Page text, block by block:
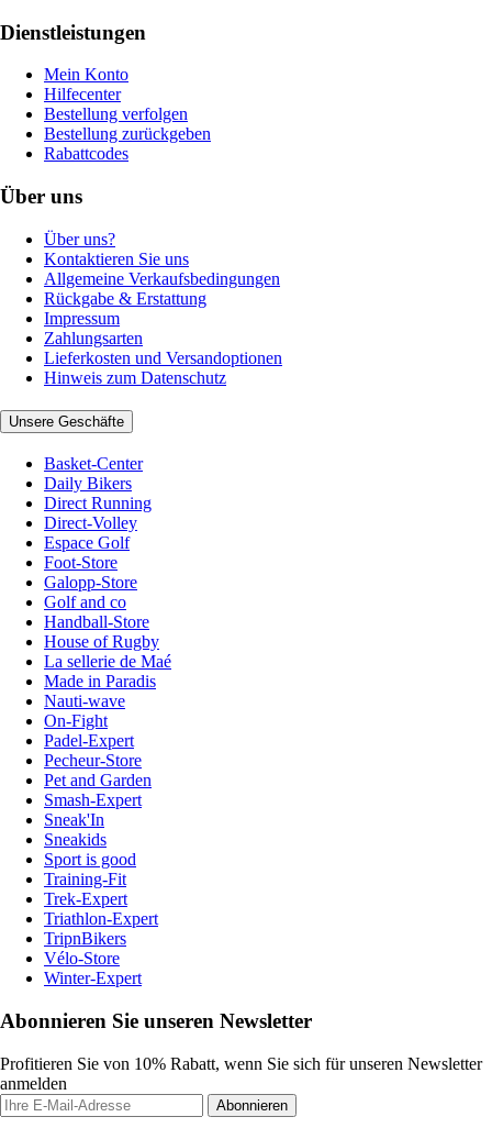
Dienstleistungen
Mein Konto
Hilfecenter
Bestellung verfolgen
Bestellung zurückgeben
Rabattcodes
Über uns
Über uns?
Kontaktieren Sie uns
Allgemeine Verkaufsbedingungen
Rückgabe & Erstattung
Impressum
Zahlungsarten
Lieferkosten und Versandoptionen
Hinweis zum Datenschutz
Unsere Geschäfte
Basket-Center
Daily Bikers
Direct Running
Direct-Volley
Espace Golf
Foot-Store
Galopp-Store
Golf and co
Handball-Store
House of Rugby
La sellerie de Maé
Made in Paradis
Nauti-wave
On-Fight
Padel-Expert
Pecheur-Store
Pet and Garden
Smash-Expert
Sneak'In
Sneakids
Sport is good
Training-Fit
Trek-Expert
Triathlon-Expert
TripnBikers
Vélo-Store
Winter-Expert
Abonnieren Sie unseren Newsletter
Profitieren Sie von 10% Rabatt, wenn Sie sich für unseren Newsletter
anmelden
Abonnieren